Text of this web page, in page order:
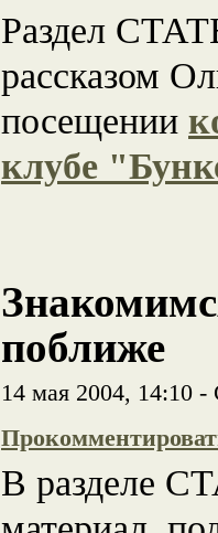
Раздел
рассказом
посещении
клубе
поближе
14 мая 2004, 14:10
В разделе